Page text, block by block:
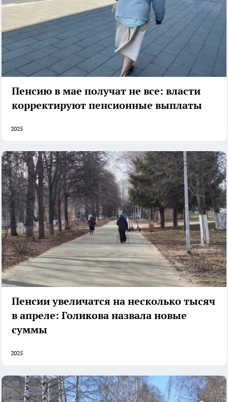
Пенсию в мае получат не все: власти
корректируют пенсионные выплаты
2025
Пенсии увеличатся на несколько тысяч
в апреле: Голикова назвала новые
суммы
2025